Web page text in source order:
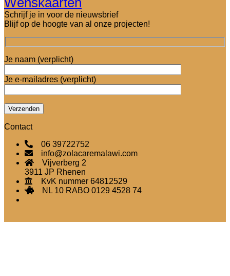
Schrijf je in voor de nieuwsbrief
Blijf op de hoogte van al onze projecten!
Je naam (verplicht)
Je e-mailadres (verplicht)
Contact
06 39722752
info@zolacaremalawi.com
Vijverberg 2
3911 JP Rhenen
KvK nummer 64812529
NL 10 RABO 0129 4528 74